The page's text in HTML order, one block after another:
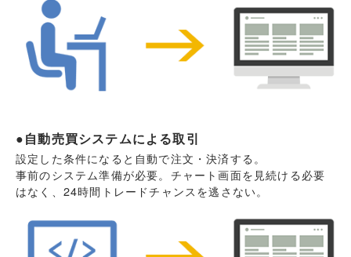
●自動売買システムによる取引
設定した条件になると自動で注文・決済する。
事前のシステム準備が必要。チャート画面を見続ける必要
はなく、24時間トレードチャンスを逃さない。